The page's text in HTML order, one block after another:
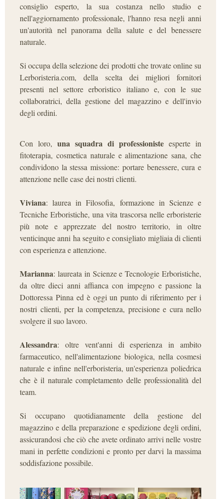
consiglio esperto, la sua costanza nello studio e
nell'aggiornamento professionale, l'hanno resa negli anni
un'autorità nel panorama della salute e del benessere
naturale.
Si occupa della selezione dei prodotti che trovate online su
Lerboristeria.com, della scelta dei migliori fornitori
presenti nel settore erboristico italiano e, con le sue
collaboratrici, della gestione del magazzino e dell'invio
degli ordini.
Con loro, una squadra di professioniste esperte in
fitoterapia, cosmetica naturale e alimentazione sana, che
condividono la stessa missione: portare benessere, cura e
attenzione nelle case dei nostri clienti.
Viviana: laurea in Filosofia, formazione in Scienze e
Tecniche Erboristiche, una vita trascorsa nelle erboristerie
più note e apprezzate del nostro territorio, in oltre
venticinque anni ha seguito e consigliato migliaia di clienti
con esperienza e attenzione.
Marianna: laureata in Scienze e Tecnologie Erboristiche,
da oltre dieci anni affianca con impegno e passione la
Dottoressa Pinna ed è oggi un punto di riferimento per i
nostri clienti, per la competenza, precisione e cura nello
svolgere il suo lavoro.
Alessandra: oltre vent'anni di esperienza in ambito
farmaceutico, nell'alimentazione biologica, nella cosmesi
naturale e infine nell'erboristeria, un'esperienza poliedrica
che è il naturale completamento delle professionalità del
team.
Si occupano quotidianamente della gestione del
magazzino e della preparazione e spedizione degli ordini,
assicurandosi che ciò che avete ordinato arrivi nelle vostre
mani in perfette condizioni e pronto per darvi la massima
soddisfazione possibile.